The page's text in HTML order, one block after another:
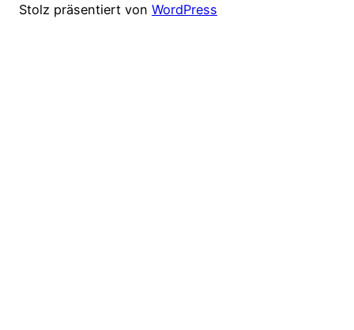
Stolz präsentiert von WordPress